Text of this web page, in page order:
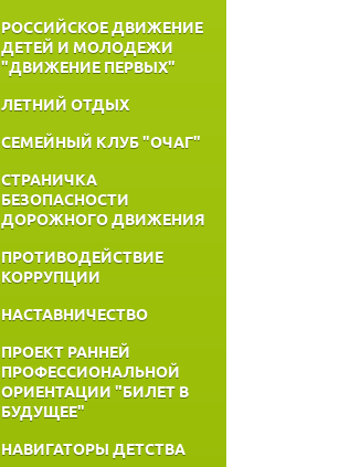
РОССИЙСКОЕ ДВИЖЕНИЕ
ДЕТЕЙ И МОЛОДЕЖИ
"ДВИЖЕНИЕ ПЕРВЫХ"
ЛЕТНИЙ ОТДЫХ
СЕМЕЙНЫЙ КЛУБ "ОЧАГ"
СТРАНИЧКА
БЕЗОПАСНОСТИ
ДОРОЖНОГО ДВИЖЕНИЯ
ПРОТИВОДЕЙСТВИЕ
КОРРУПЦИИ
НАСТАВНИЧЕСТВО
ПРОЕКТ РАННЕЙ
ПРОФЕССИОНАЛЬНОЙ
ОРИЕНТАЦИИ "БИЛЕТ В
БУДУЩЕЕ"
НАВИГАТОРЫ ДЕТСТВА